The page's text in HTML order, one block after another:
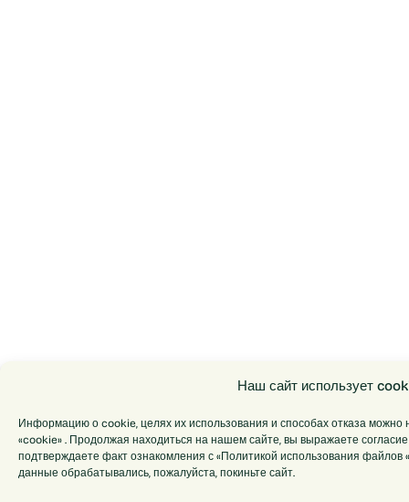
Наш сайт использует
Информацию о cookie, целях их использования и способах отказа можно
«cookie» . Продолжая находиться на нашем сайте, вы выражаете
подтверждаете факт ознакомления с «Политикой использования файлов
данные обрабатывались, пожалуйста, покиньте сайт.